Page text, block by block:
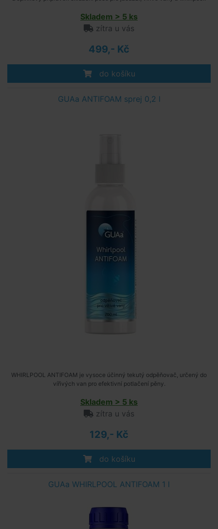
Skladem > 5 ks
zítra u vás
499,- Kč
do košíku
GUAa ANTIFOAM sprej 0,2 l
WHIRLPOOL ANTIFOAM je vysoce účinný tekutý odpěňovač, určený do
vířivých van pro efektivní potlačení pěny.
Skladem > 5 ks
zítra u vás
129,- Kč
do košíku
GUAa WHIRLPOOL ANTIFOAM 1 l